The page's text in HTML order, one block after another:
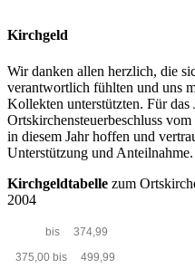
Kirchgeld
Wir danken allen herzlich, die
verantwortlich fühlten und uns
Kollekten unterstützten. Für das
Ortskirchensteuerbeschluss
in diesem Jahr hoffen und
Unterstützung und Anteilnahme.
Kirchgeldtabelle zum
2004
bis 374,99
375,00 bis